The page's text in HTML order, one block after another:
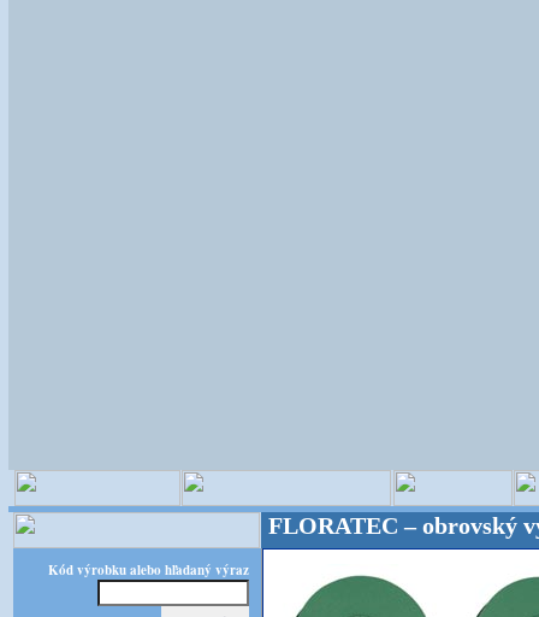
Kód výrobku alebo hľadaný výraz
potreby! FLORATEC – obrovský výber